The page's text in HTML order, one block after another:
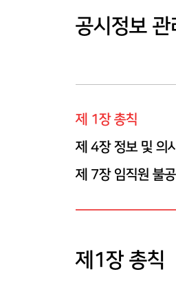
공시정보 관
제 1장 총칙
제 4장 정보 및 의
제 7장 임직원 불
제1장 총칙